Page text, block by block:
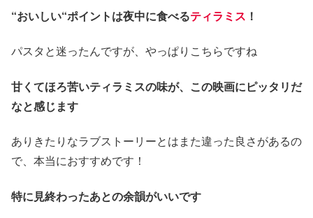
“おいしい“ポイントは夜中に食べるティラミス ！
パスタと迷ったんですが、やっぱりこちらですね
甘くてほろ苦いティラミスの味が、この映画にピッタリだ
なと感じます
ありきたりなラブストーリーとはまた違った良さがあるの
で、本当におすすめです！
特に見終わったあとの余韻がいいです